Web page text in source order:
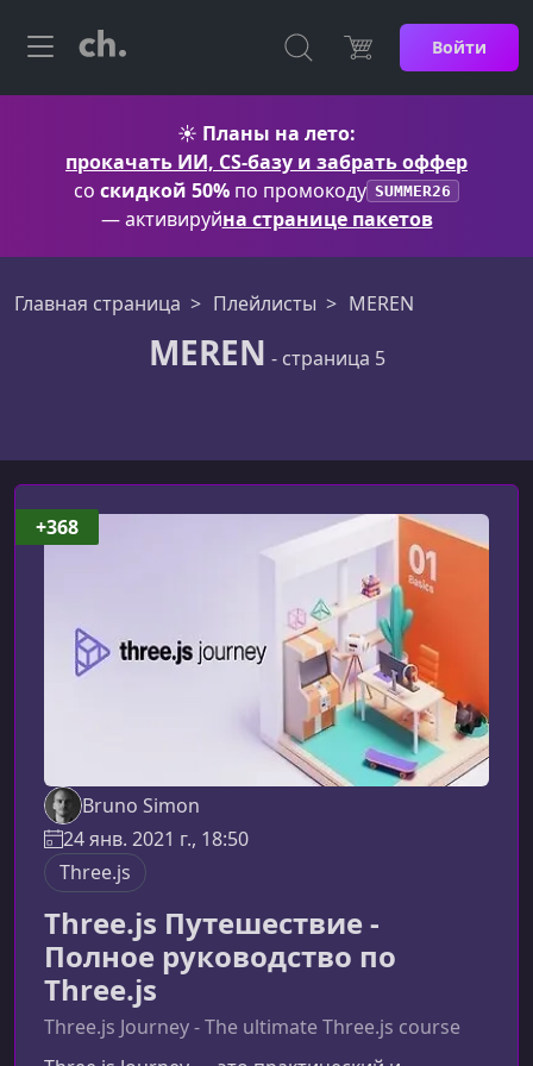
Войти
☀️ Планы на лето:
прокачать ИИ, CS-базу и забрать оффер
со скидкой 50% по промокоду SUMMER26
— активируйна странице пакетов
Главная страница Плейлисты MEREN
MEREN - страница 5
MEREN
Bruno Simon
24 янв. 2021 г., 18:50
Three.js
Three.js Путешествие -
Полное руководство по
Three.js
Three.js Journey - The ultimate Three.js course
+368